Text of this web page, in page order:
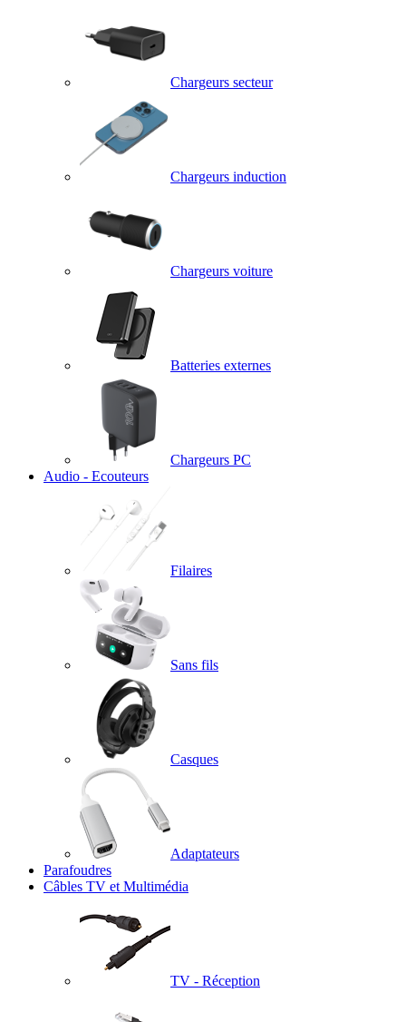
Chargeurs secteur
Chargeurs induction
Chargeurs voiture
Batteries externes
Chargeurs PC
Audio - Ecouteurs
Filaires
Sans fils
Casques
Adaptateurs
Parafoudres
Câbles TV et Multimédia
TV - Réception